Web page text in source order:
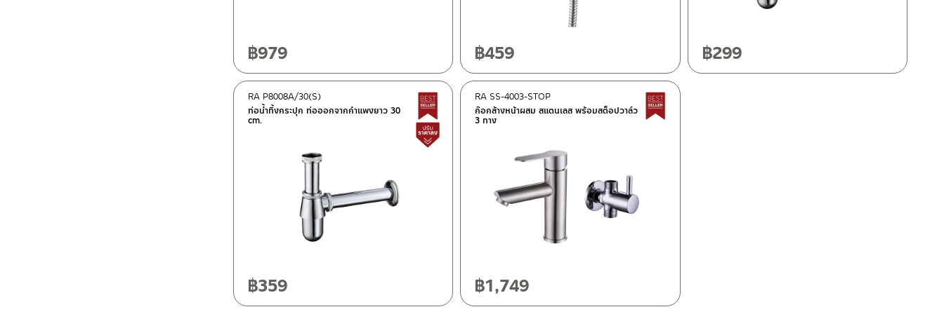
฿979 ฿459 ฿299
ท่อน้ำทิ้งกระปุก ท่อออกจากกำแพงยาว 30
cm.
RA P8008A/30(S) Best Seller สินค้าขายดี
฿359
ก๊อกล้างหน้าผสม สแตนเลส พร้อมสต็อปวาล์ว
3 ทาง
RA SS-4003-STOP
฿1,749